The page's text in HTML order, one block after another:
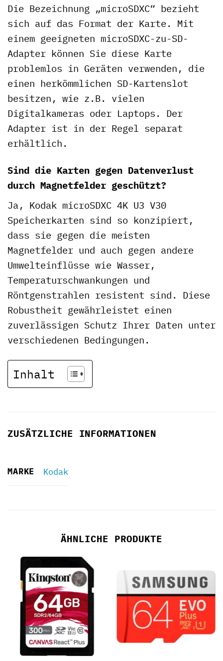
Die Bezeichnung „microSDXC“ bezieht
sich auf das Format der Karte. Mit
einem geeigneten microSDXC-zu-SD-
Adapter können Sie diese Karte
problemlos in Geräten verwenden, die
einen herkömmlichen SD-Kartenslot
besitzen, wie z.B. vielen
Digitalkameras oder Laptops. Der
Adapter ist in der Regel separat
erhältlich.
Sind die Karten gegen Datenverlust
durch Magnetfelder geschützt?
Ja, Kodak microSDXC 4K U3 V30
Speicherkarten sind so konzipiert,
dass sie gegen die meisten
Magnetfelder und auch gegen andere
Umwelteinflüsse wie Wasser,
Temperaturschwankungen und
Röntgenstrahlen resistent sind. Diese
Robustheit gewährleistet einen
zuverlässigen Schutz Ihrer Daten unter
verschiedenen Bedingungen.
Inhalt
ZUSÄTZLICHE INFORMATIONEN
MARKE Kodak
ÄHNLICHE PRODUKTE